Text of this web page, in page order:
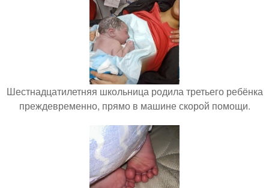
Шестнадцатилетняя школьница родила третьего ребёнка
преждевременно, прямо в машине скорой помощи.